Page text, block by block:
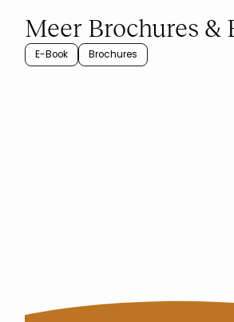
Meer Brochures &
E-Book Brochures